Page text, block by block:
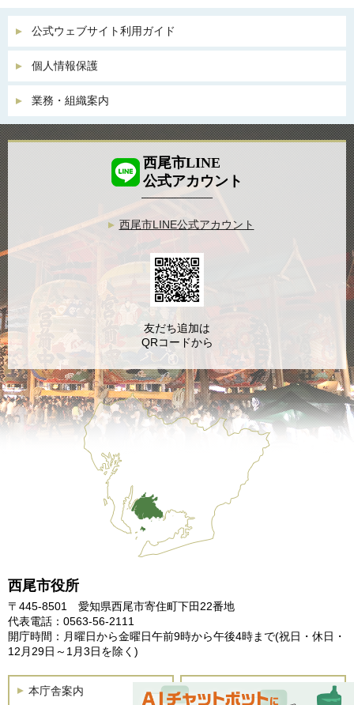
公式ウェブサイト利用ガイド
個人情報保護
業務・組織案内
西尾市役所
〒445-8501 愛知県西尾市寄住町下田22番地
代表電話：0563-56-2111
開庁時間：月曜日から金曜日午前9時から午後4時まで(祝日・休日・
12月29日～1月3日を除く)
本庁舎案内 土曜開庁
西尾市LINE
公式アカウント
西尾市LINE公式アカウント
友だち追加は
QRコードから